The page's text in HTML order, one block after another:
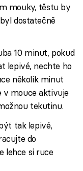
mouky, těstu by
dostatečně
10 minut, pokud
lepivé, nechte ho
několik minut
v mouce aktivuje
tekutinu.
tak lepivé,
do
lehce si ruce